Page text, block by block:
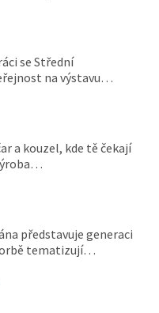
se Střední
na výstavu…
a kouzel, kde tě čekají
představuje generaci
tematizují…